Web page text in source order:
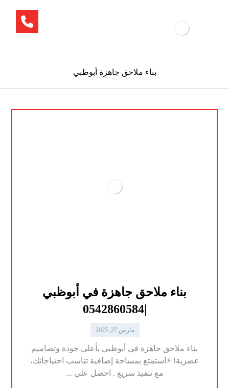
بناء ملاحق جاهزة أبوظبي
بناء ملاحق جاهزة في أبوظبي
|0542860584
مارس 27, 2025
بناء ملاحق جاهزة في أبوظبي بأعلى جودة وتصاميم
عصرية! ⚡استمتع بمساحة إضافية تناسب احتياجاتك،
مع تنفيذ سريع . احصل على ...